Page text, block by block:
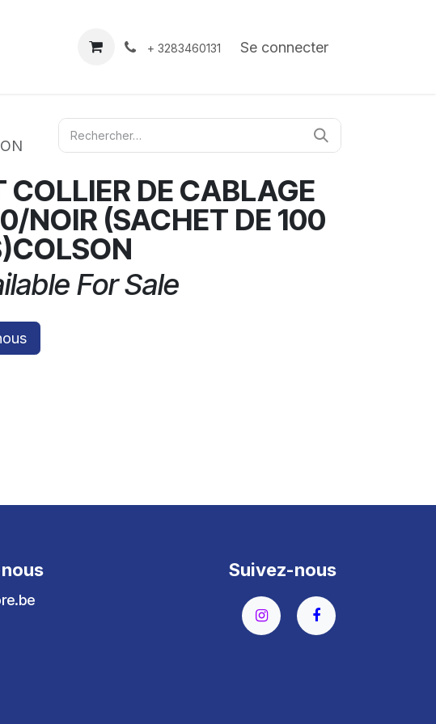
À propos Contact
+ 3283460131 Se connecter
COLLIER DE CABLAGE
NOIR (SACHET DE 100
For Sale
Suivez-nous